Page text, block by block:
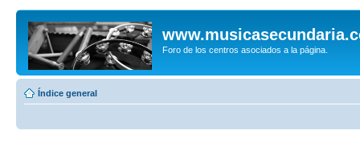
Foro de los centros asociados a la página.
Índice general